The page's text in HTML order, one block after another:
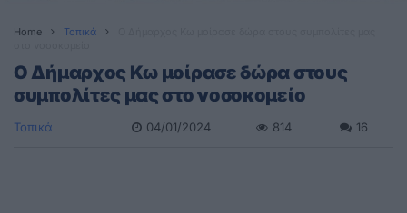
Home Τοπικά
Ο Δήμαρχος Κω μοίρασε δώρα στους
συμπολίτες μας στο νοσοκομείο
Τοπικά 04/01/2024 814 16